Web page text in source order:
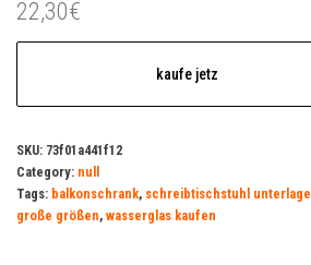
22,30€
kaufe jetz
SKU: 73f01a441f12
Category: null
Tags: balkonschrank, schreibtischstuhl unterlage
große größen, wasserglas kaufen